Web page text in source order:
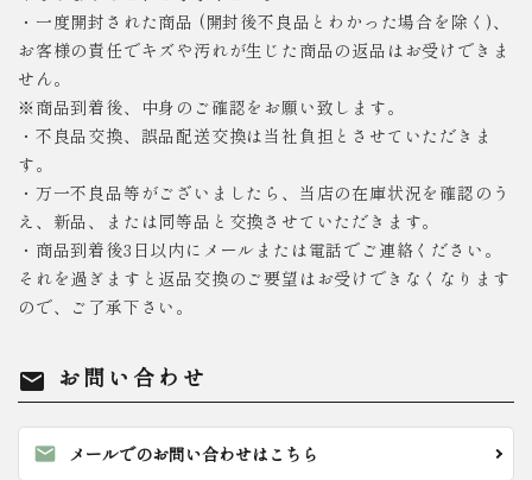
・一度開封された商品 (開封後不良品とわかった場合を除く)、
お客様の責任でキズや汚れが生じた商品の返品はお受けできま
せん。
※商品到着後、中身のご確認をお願い致します。
・不良品交換、誤品配送交換は当社負担とさせていただきま
す。
・万一不良品等がございましたら、当店の在庫状況を確認のう
え、新品、または同等品と交換させていただきます。
・商品到着後3日以内にメールまたは電話でご連絡ください。
それを過ぎますと返品交換のご要望はお受けできなくなります
ので、ご了承下さい。
mail お問い合わせ
mail メールでのお問い合わせはこちら